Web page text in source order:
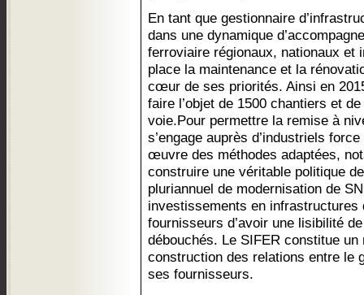
En tant que gestionnaire
dans une dynamique
ferroviaire régionaux, nationaux et
place la maintenance et la
cœur de ses priorités. Ainsi en
faire l’objet de 1500 chantiers et
voie.Pour permettre la remise à
s’engage auprès d’industriels
œuvre des méthodes adaptées,
construire une véritable politique
pluriannuel de modernisation de
investissements en infrastructures
fournisseurs d’avoir une lisibilité
débouchés. Le SIFER constitue
construction des relations entre le
ses fournisseurs.